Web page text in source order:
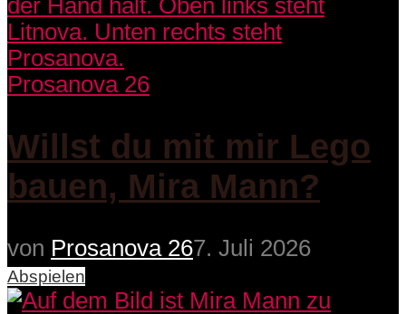
Prosanova 26
Willst du mit mir Lego
bauen, Mira Mann?
von Prosanova 267. Juli 2026
Abspielen